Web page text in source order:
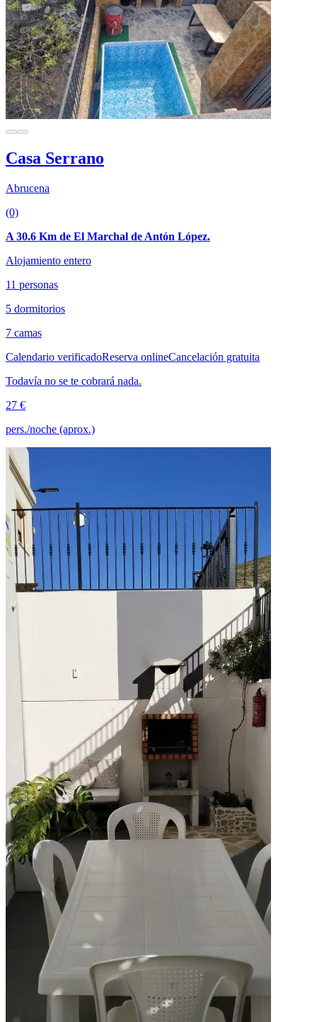
Casa Serrano
Abrucena
(0)
A 30.6 Km de El Marchal de Antón López.
Alojamiento entero
11 personas
5 dormitorios
7 camas
Calendario verificadoReserva onlineCancelación gratuita
Todavía no se te cobrará nada.
27 €
pers./noche (aprox.)